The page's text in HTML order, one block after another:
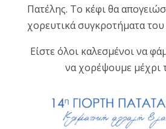
Πατέλης. Το κέφι θα
χορευτικά συγκροτήματα
Είστε όλοι καλεσμένοι να
να χορέψουμε μέχρι